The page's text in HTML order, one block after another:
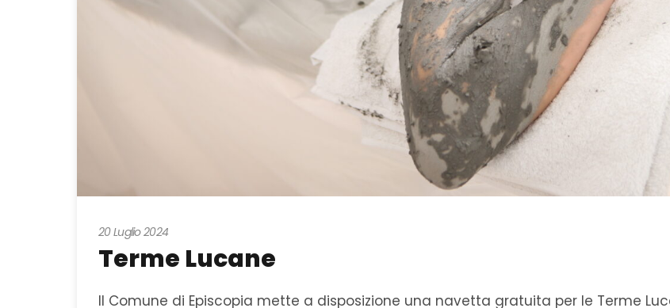
20 Luglio 2024
Terme Lucane
Il Comune di Episcopia mette a disposizione una navetta gratuita per le Terme